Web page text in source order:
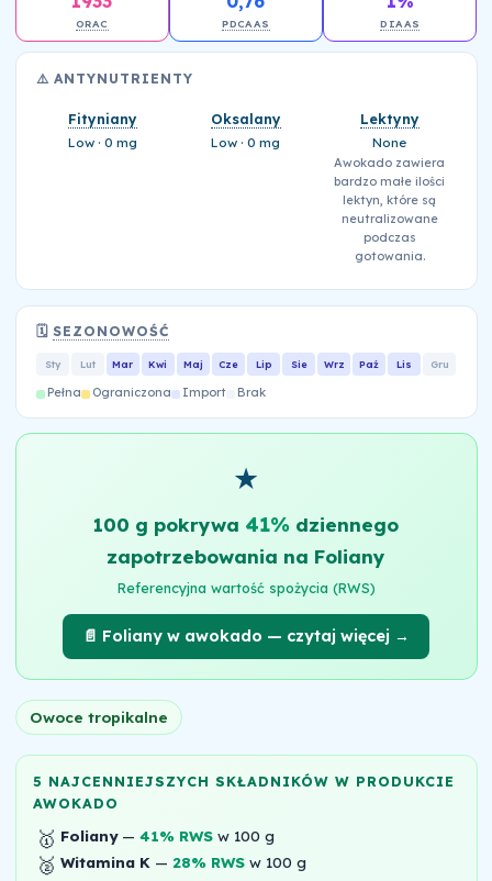
ORAC PDCAAS DIAAS
⚠️ ANTYNUTRIENTY
Fityniany
Low · 0 mg
Oksalany
Low · 0 mg
Lektyny
None
Awokado zawiera
bardzo małe ilości
lektyn, które są
neutralizowane
podczas
gotowania.
🗓️SEZONOWOŚĆ
Sty Lut Mar Kwi Maj Cze Lip Sie Wrz Paź Lis Gru
Pełna Ograniczona Import Brak
★
100 g pokrywa 41% dziennego
zapotrzebowania na Foliany
Referencyjna wartość spożycia (RWS)
📄 Foliany w awokado — czytaj więcej →
Owoce tropikalne
5 NAJCENNIEJSZYCH SKŁADNIKÓW W PRODUKCIE
AWOKADO
🥇 Foliany— 41% RWSw 100 g
🥈 Witamina K — 28% RWSw 100 g